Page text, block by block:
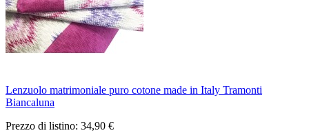
Lenzuolo matrimoniale puro cotone made in Italy Tramonti
Biancaluna
Prezzo di listino: 34,90 €